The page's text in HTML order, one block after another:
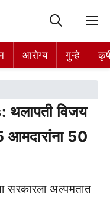
आरोग्य गुन्हे
विजय
आमदारांना 50
सरकारला अल्पमतात